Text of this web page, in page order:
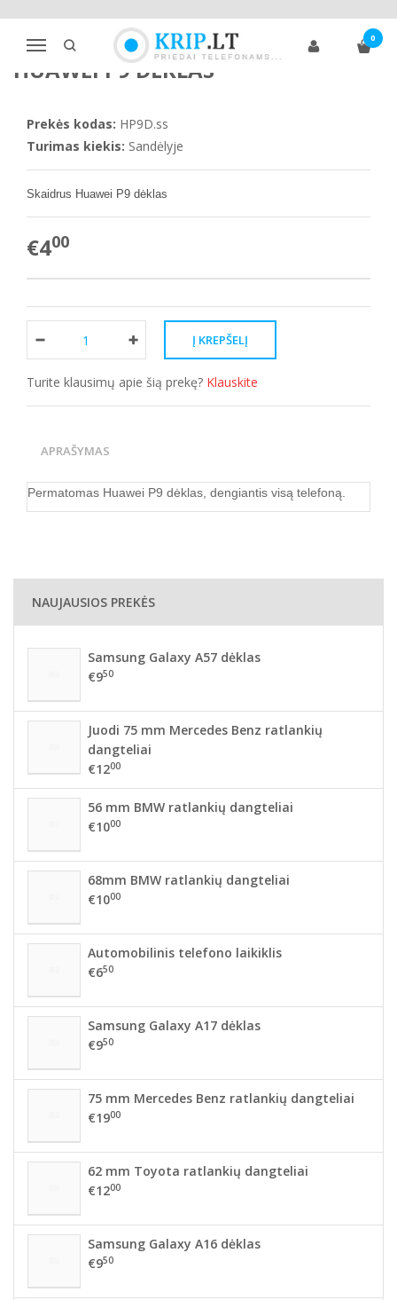
Navigacija
0
Pagrindinis Telefonų dėklai Huawei P9 Huawei P9 dėklas
HUAWEI P9 DĖKLAS
Prekės kodas: HP9D.ss
Turimas kiekis: Sandėlyje
Skaidrus Huawei P9 dėklas
€400
Turite klausimų apie šią prekę? Klauskite
APRAŠYMAS
Permatomas Huawei P9 dėklas, dengiantis visą telefoną.
NAUJAUSIOS PREKĖS
Samsung Galaxy A57 dėklas
€950
Juodi 75 mm Mercedes Benz ratlankių
dangteliai
€1200
56 mm BMW ratlankių dangteliai
€1000
68mm BMW ratlankių dangteliai
€1000
Automobilinis telefono laikiklis
€650
Samsung Galaxy A17 dėklas
€950
75 mm Mercedes Benz ratlankių dangteliai
€1900
62 mm Toyota ratlankių dangteliai
€1200
Samsung Galaxy A16 dėklas
€950